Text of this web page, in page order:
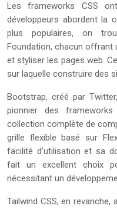
Les frameworks CSS
développeurs abordent la
plus populaires, on
Foundation, chacun offrant
et styliser les pages web.
sur laquelle construire des
Bootstrap, créé par
pionnier des
collection complète de
grille flexible basé sur
facilité d’utilisation et sa
fait un excellent choix
nécessitant un
Tailwind CSS, en revanche,